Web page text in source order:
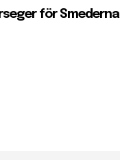
för Smederna